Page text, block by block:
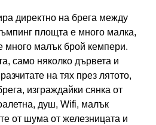
директно на брега между
площта е много малка,
много малък брой кемпери.
само няколко дървета и
на тях през лятото,
изграждайки сянка от
душ, Wifi, малък
от шума от железницата и